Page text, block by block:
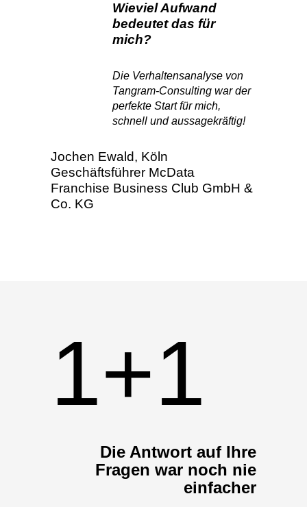
Wieviel Aufwand
bedeutet das für
mich?
Die Verhaltensanalyse von
Tangram-Consulting war der
perfekte Start für mich,
schnell und aussagekräftig!
Jochen Ewald, Köln
Geschäftsführer McData
Franchise Business Club GmbH &
Co. KG
1+1
Die Antwort auf Ihre
Fragen war noch nie
einfacher